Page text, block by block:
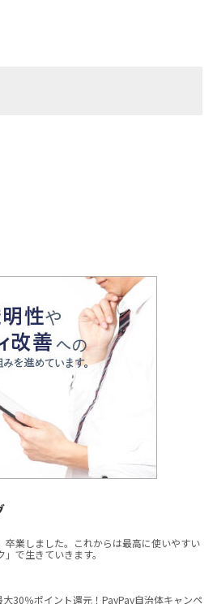
卒業しました。これからは最高に使いやすい
」で生きていきます。
大30％ポイント還元！PayPay自治体キャンペ